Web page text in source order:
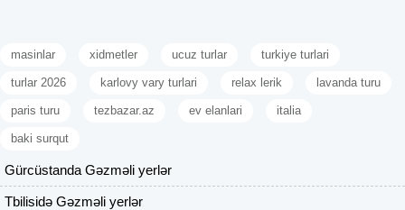
masinlar xidmetler ucuz turlar turkiye turlari
turlar 2026 karlovy vary turlari relax lerik lavanda turu
paris turu tezbazar.az ev elanlari italia
baki surqut
Gürcüstanda Gəzməli yerlər
Tbilisidə Gəzməli yerlər